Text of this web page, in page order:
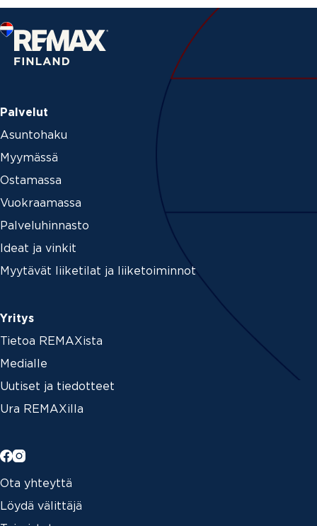
Palvelut
Asuntohaku
Myymässä
Ostamassa
Vuokraamassa
Palveluhinnasto
Ideat ja vinkit
Myytävät liiketilat ja liiketoiminnot
Yritys
Tietoa REMAXista
Medialle
Uutiset ja tiedotteet
Ura REMAXilla
Ota yhteyttä
Löydä välittäjä